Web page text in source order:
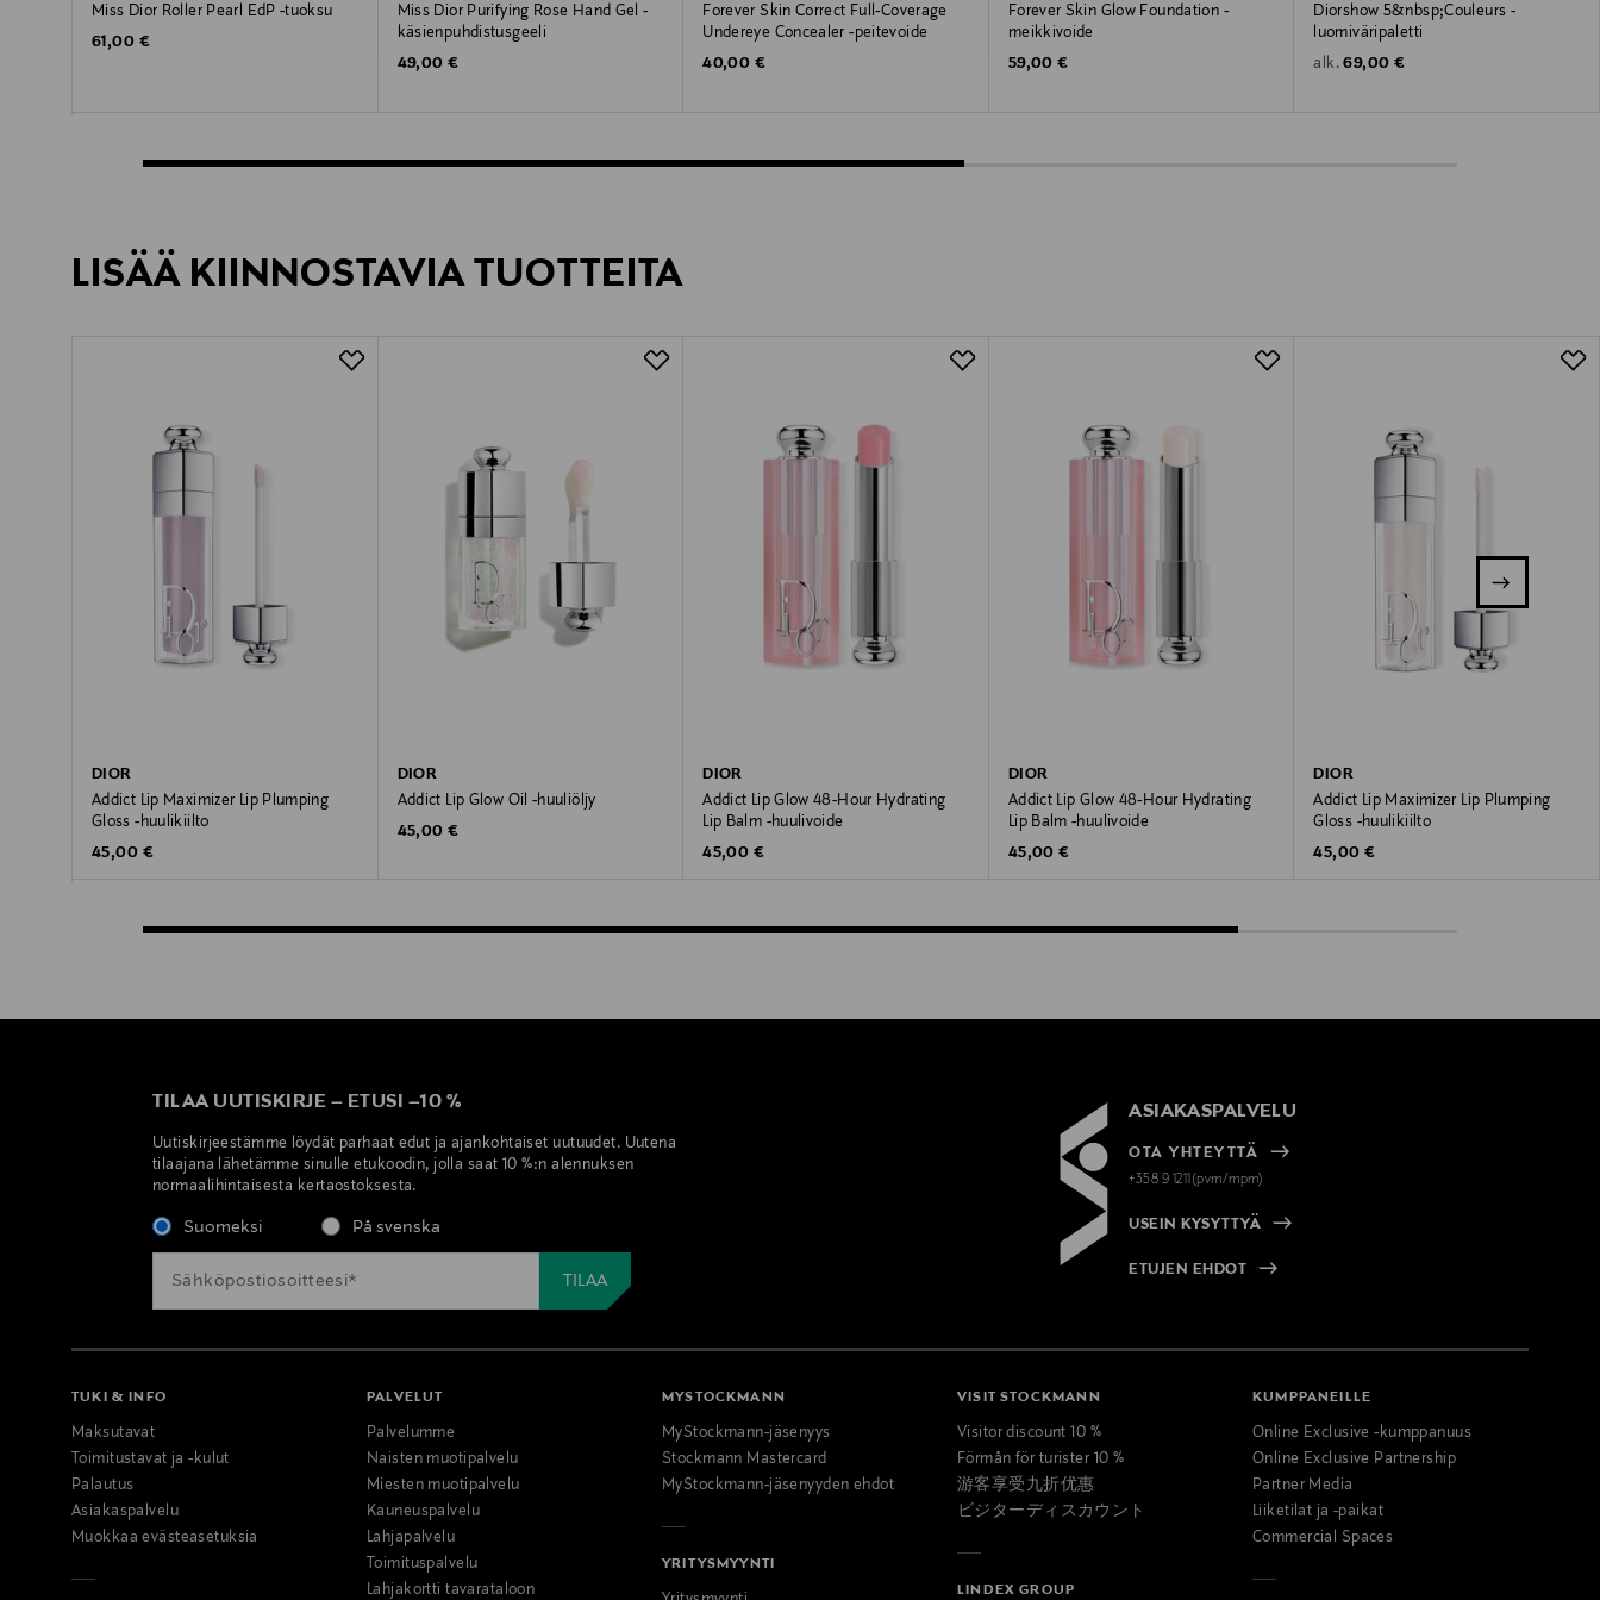
Miss Dior Roller Pearl EdP -tuoksu
Original Price
61,00 €
Miss Dior Purifying Rose Hand Gel -
käsienpuhdistusgeeli
Original Price
49,00 €
Forever Skin Correct Full-Coverage
Undereye Concealer -peitevoide
Original Price
40,00 €
Forever Skin Glow Foundation -
meikkivoide
Original Price
59,00 €
Diorshow 5&nbsp;Couleurs -
luomiväripaletti
alk. Original Price
69,00 €
LISÄÄ KIINNOSTAVIA TUOTTEITA
DIOR
Addict Lip Maximizer Lip Plumping
Gloss -huulikiilto
Original Price
45,00 €
DIOR
Addict Lip Glow Oil -huuliöljy
Original Price
45,00 €
DIOR
Addict Lip Glow 48-Hour Hydrating
Lip Balm -huulivoide
Original Price
45,00 €
DIOR
Addict Lip Glow 48-Hour Hydrating
Lip Balm -huulivoide
Original Price
45,00 €
DIOR
Addict Lip Maximizer Lip Plumping
Gloss -huulikiilto
Original Price
45,00 €
TILAA UUTISKIRJE – ETUSI –10 %
Uutiskirjeestämme löydät parhaat edut ja ajankohtaiset uutuudet. Uutena
tilaajana lähetämme sinulle etukoodin, jolla saat 10 %:n alennuksen
normaalihintaisesta kertaostoksesta.
Suomeksi På svenska
ASIAKASPALVELU
OTA YHTEYTTÄ
+358 9 1211(pvm/mpm)
USEIN KYSYTTYÄ
ETUJEN EHDOT
TUKI & INFO
Maksutavat
Toimitustavat ja -kulut
Palautus
Asiakaspalvelu
Muokkaa evästeasetuksia
PALVELUT
Palvelumme
Naisten muotipalvelu
Miesten muotipalvelu
Kauneuspalvelu
Lahjapalvelu
Toimituspalvelu
Lahjakortti tavarataloon
MYSTOCKMANN
MyStockmann-jäsenyys
Stockmann Mastercard
MyStockmann-jäsenyyden ehdot
YRITYSMYYNTI
VISIT STOCKMANN
Visitor discount 10 %
Förmån för turister 10 %
游客享受九折优惠
ビジターディスカウント
LINDEX GROUP
KUMPPANEILLE
Online Exclusive -kumppanuus
Online Exclusive Partnership
Partner Media
Liiketilat ja -paikat
Commercial Spaces